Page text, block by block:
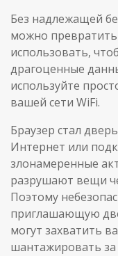
Без надлежащей
можно
использовать,
драгоценные
используйте
вашей сети WiFi.
Браузер стал
Интернет или
злонамеренные
разрушают вещи
Поэтому
приглашающую
могут захватить
шантажировать за